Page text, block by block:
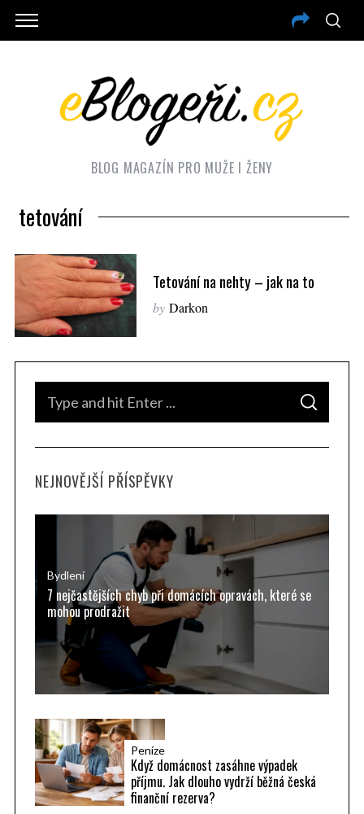
BLOG MAGAZÍN PRO MUŽE I ŽENY
tetování
Tetování na nehty – jak na to
by Darkon
c
:
S
A
C
NEJNOVĚJŠÍ PŘÍSPĚVKY
Bydlení
7 nejčastějších chyb při domácích opravách, které se
mohou prodražit
Peníze
Když domácnost zasáhne výpadek
příjmu. Jak dlouho vydrží běžná česká
finanční rezerva?